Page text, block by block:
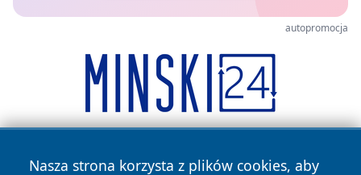
autopromocja
Nasza strona korzysta z plików cookies, aby